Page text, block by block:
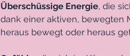
Überschüssige Energie, die
dank einer aktiven, bewegten
heraus bewegt oder heraus